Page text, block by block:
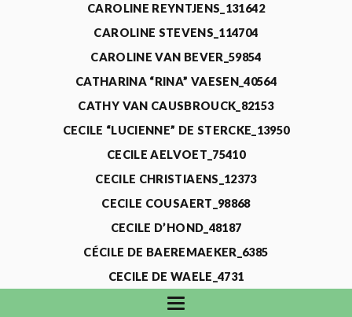
CAROLINE REYNTJENS_131642
CAROLINE STEVENS_114704
CAROLINE VAN BEVER_59854
CATHARINA “RINA” VAESEN_40564
CATHY VAN CAUSBROUCK_82153
CECILE “LUCIENNE” DE STERCKE_13950
CECILE AELVOET_75410
CECILE CHRISTIAENS_12373
CECILE COUSAERT_98868
CECILE D’HOND_48187
CÉCILE DE BAEREMAEKER_6385
CECILE DE WAELE_4731
CECILE DEVOS_115318